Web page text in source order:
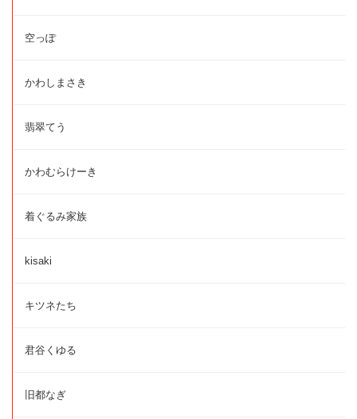
空っぽ
かわしまさき
翡翠てう
かわむらけーき
着ぐるみ家族
kisaki
キツネたち
君谷くゆる
旧都なぎ